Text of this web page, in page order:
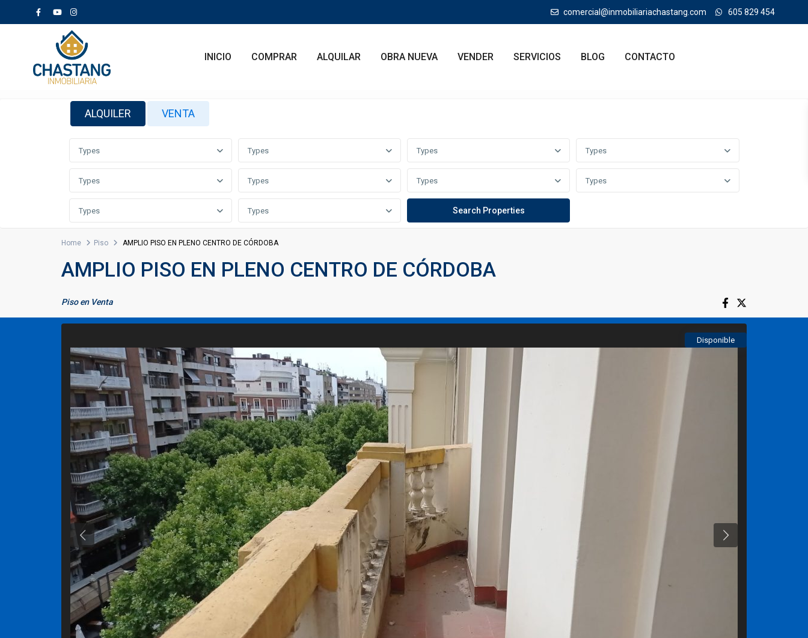
comercial@inmobiliariachastang.com 605 829 454
INICIO COMPRAR ALQUILAR OBRA NUEVA VENDER SERVICIOS BLOG CONTACTO
ALQUILER VENTA
Types Types Types Types
Types Types Types Types
Types Types
Home Piso AMPLIO PISO EN PLENO CENTRO DE CÓRDOBA
AMPLIO PISO EN PLENO CENTRO DE CÓRDOBA
Pisoen Venta
Disponible